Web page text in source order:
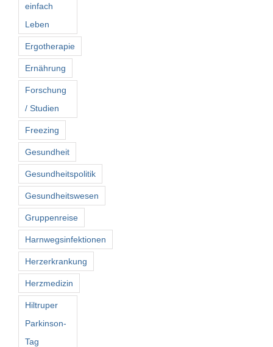
einfach
Leben
Ergotherapie
Ernährung
Forschung
/ Studien
Freezing
Gesundheit
Gesundheitspolitik
Gesundheitswesen
Gruppenreise
Harnwegsinfektionen
Herzerkrankung
Herzmedizin
Hiltruper
Parkinson-
Tag